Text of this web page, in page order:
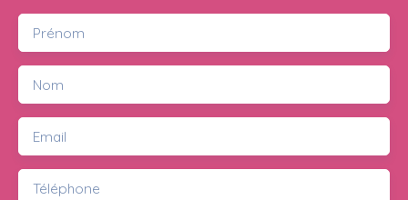
Prénom
Nom
Email
Téléphone